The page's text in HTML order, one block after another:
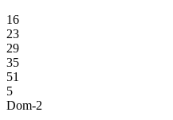
16
23
29
35
51
5
Dom-2